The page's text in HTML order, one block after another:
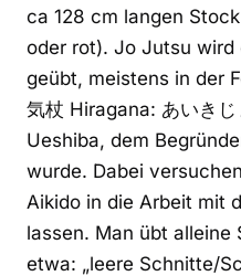
ca 128 cm langen
oder rot). Jo Jutsu wird
geübt, meistens in der
気杖 Hiragana: あいき
Ueshiba, dem
wurde. Dabei
Aikido in die Arbeit mit
lassen. Man übt alleine
etwa: „leere Schnitte/